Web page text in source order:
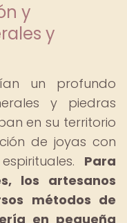
y
y
un profundo
y piedras
en su territorio
de joyas con
Para
los artesanos
métodos de
en pequeña